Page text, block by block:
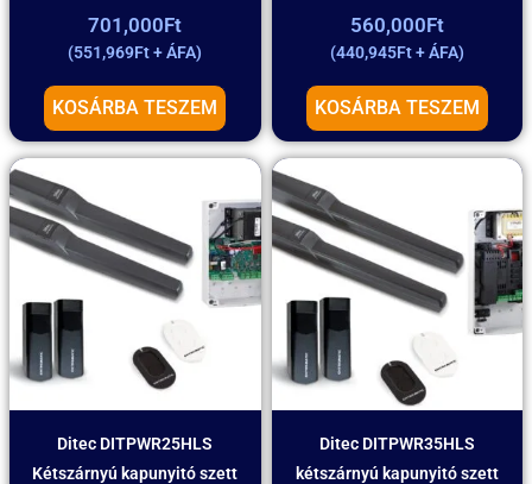
701,000Ft
(551,969Ft+ ÁFA)
KOSÁRBA TESZEM
560,000Ft
(440,945Ft+ ÁFA)
KOSÁRBA TESZEM
Ditec DITPWR25HLS
Kétszárnyú kapunyitó szett
Ditec DITPWR35HLS
kétszárnyú kapunyitó szett